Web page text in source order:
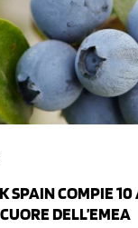
SPAIN COMPIE
DELL’EMEA